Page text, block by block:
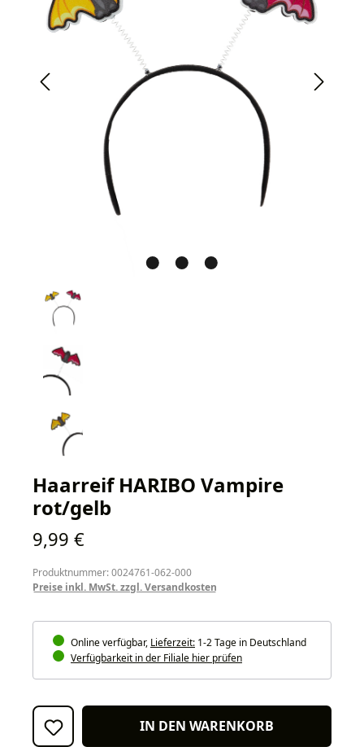
Haarreif HARIBO Vampire
rot/gelb
Regulärer Preis:
9,99 €
Produktnummer: 0024761-062-000
Preise inkl. MwSt. zzgl. Versandkosten
Online verfügbar, Lieferzeit: 1-2 Tage in Deutschland
Verfügbarkeit in der Filiale hier prüfen
IN DEN WARENKORB